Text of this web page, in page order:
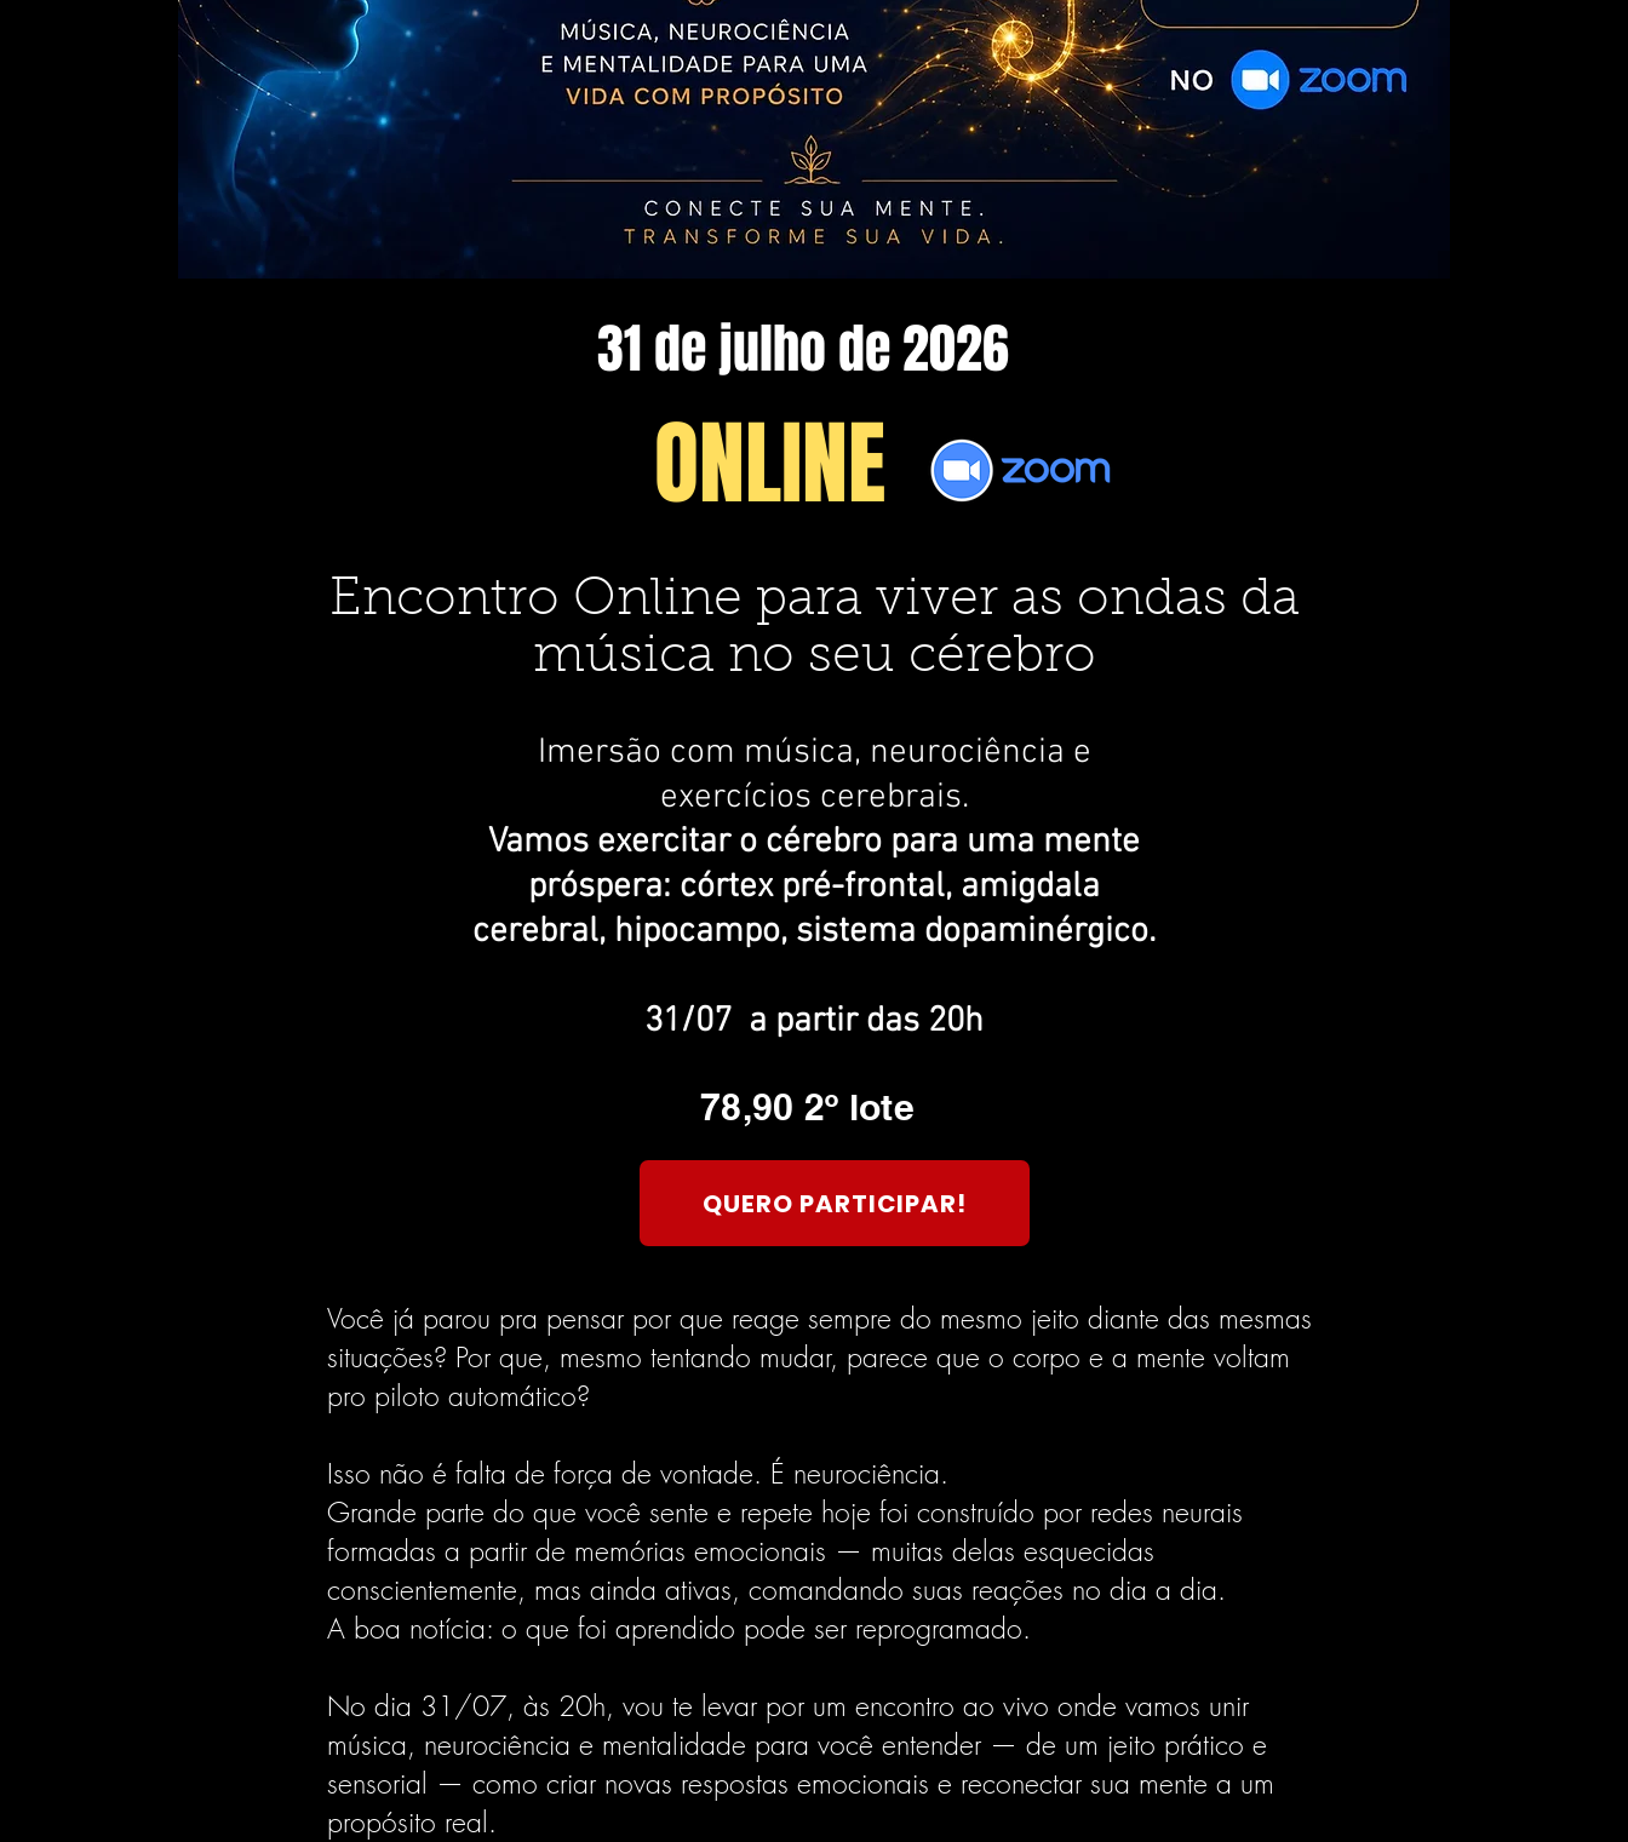
31 de julho de 2026
ONLINE
Encontro Online para viver as ondas da
música no seu cérebro
Imersão com música, neurociência e
exercícios cerebrais.
Vamos exercitar o cérebro para uma mente
próspera: córtex pré-frontal, amigdala
cerebral, hipocampo, sistema dopaminérgico.​
31/07 a partir das 20h
78,90 2º lote
QUERO PARTICIPAR!
Você já parou pra pensar por que reage sempre do mesmo jeito diante das mesmas
situações? Por que, mesmo tentando mudar, parece que o corpo e a mente voltam
pro piloto automático?
Isso não é falta de força de vontade. É neurociência.
Grande parte do que você sente e repete hoje foi construído por redes neurais
formadas a partir de memórias emocionais — muitas delas esquecidas
conscientemente, mas ainda ativas, comandando suas reações no dia a dia.
A boa notícia: o que foi aprendido pode ser reprogramado.
No dia 31/07, às 20h, vou te levar por um encontro ao vivo onde vamos unir
música, neurociência e mentalidade para você entender — de um jeito prático e
sensorial — como criar novas respostas emocionais e reconectar sua mente a um
propósito real.